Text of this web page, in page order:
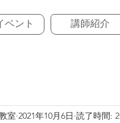
ベント 講師紹介
室 2021年10月6日 読了時間: